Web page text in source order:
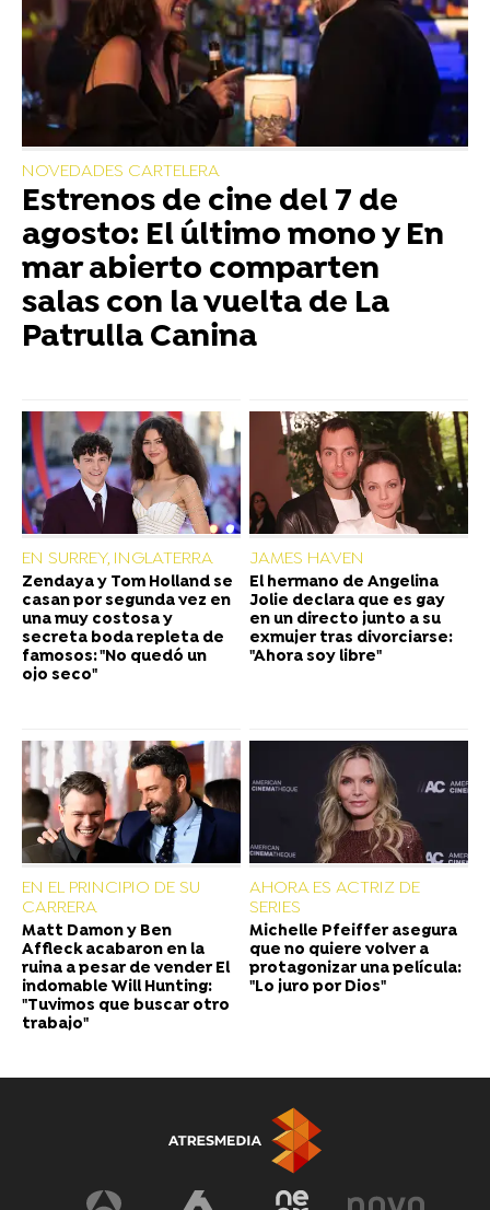
NOVEDADES CARTELERA
Estrenos de cine del 7 de
agosto: El último mono y En
mar abierto comparten
salas con la vuelta de La
Patrulla Canina
EN SURREY, INGLATERRA
Zendaya y Tom Holland se
casan por segunda vez en
una muy costosa y
secreta boda repleta de
famosos: "No quedó un
ojo seco"
JAMES HAVEN
El hermano de Angelina
Jolie declara que es gay
en un directo junto a su
exmujer tras divorciarse:
"Ahora soy libre"
EN EL PRINCIPIO DE SU
CARRERA
Matt Damon y Ben
Affleck acabaron en la
ruina a pesar de vender El
indomable Will Hunting:
"Tuvimos que buscar otro
trabajo"
AHORA ES ACTRIZ DE
SERIES
Michelle Pfeiffer asegura
que no quiere volver a
protagonizar una película:
"Lo juro por Dios"